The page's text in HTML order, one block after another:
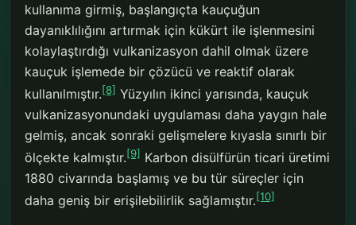
kullanıma girmiş, başlangıçta kauçuğun
dayanıklılığını artırmak için kükürt ile işlenmesini
kolaylaştırdığı vulkanizasyon dahil olmak üzere
kauçuk işlemede bir çözücü ve reaktif olarak
kullanılmıştır.[8] Yüzyılın ikinci yarısında, kauçuk
vulkanizasyonundaki uygulaması daha yaygın hale
gelmiş, ancak sonraki gelişmelere kıyasla sınırlı bir
ölçekte kalmıştır.[9] Karbon disülfürün ticari üretimi
1880 civarında başlamış ve bu tür süreçler için
daha geniş bir erişilebilirlik sağlamıştır.[10]